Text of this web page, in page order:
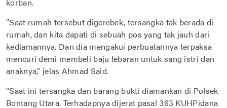
korban.
“Saat rumah tersebut digerebek, tersangka tak berada di
rumah, dan kita dapati di sebuah pos yang tak jauh dari
kediamannya. Dan dia mengakui perbuatannya terpaksa
mencuri demi membeli baju lebaran untuk sang istri dan
anaknya,” jelas Ahmad Said.
“Saat ini tersangka dan barang bukti diamankan di Polsek
Bontang Utara. Terhadapnya dijerat pasal 363 KUHPidana